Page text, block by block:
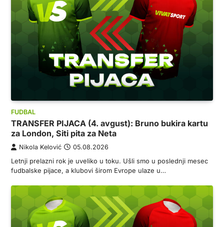
FUDBAL
TRANSFER PIJACA (4. avgust): Bruno bukira kartu
za London, Siti pita za Neta
Nikola Kelović 05.08.2026
Letnji prelazni rok je uveliko u toku. Ušli smo u poslednji mesec
fudbalske pijace, a klubovi širom Evrope ulaze u…